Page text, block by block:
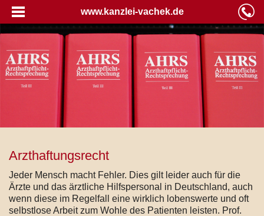
www.kanzlei-vachek.de
Arzthaftungsrecht
Jeder Mensch macht Fehler. Dies gilt leider auch für die
Ärzte und das ärztliche Hilfspersonal in Deutschland, auch
wenn diese im Regelfall eine wirklich lobenswerte und oft
selbstlose Arbeit zum Wohle des Patienten leisten. Prof.